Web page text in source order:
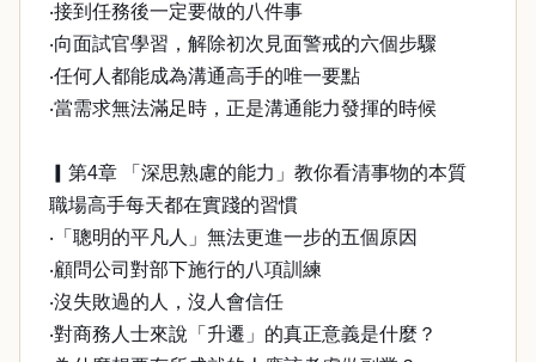
‧接到任務後一定要做的八件事
‧向面試官學習，解除初次見面警戒的六個步驟
‧任何人都能成為溝通高手的唯一要點
‧當需求無法滿足時，正是溝通能力發揮的時候
▎第4章 「深思熟慮的能力」教你看清事物的本質
職場高手每天都在實踐的習慣
‧「聰明的平凡人」無法更進一步的五個原因
‧顧問公司對部下施行的八項訓練
‧沒失敗過的人，沒人會信任
‧對商務人士來說「升遷」的真正意義是什麼？